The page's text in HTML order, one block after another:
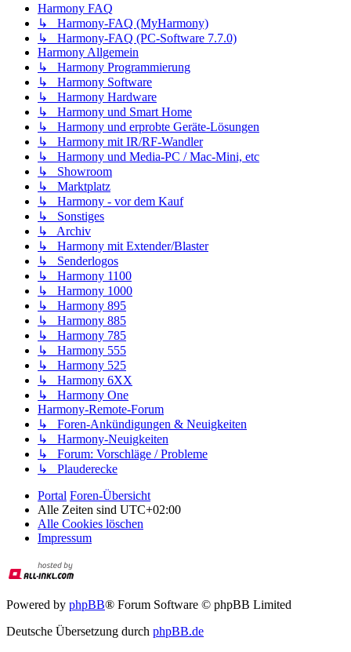
Harmony FAQ
↳ Harmony-FAQ (MyHarmony)
↳ Harmony-FAQ (PC-Software 7.7.0)
Harmony Allgemein
↳ Harmony Programmierung
↳ Harmony Software
↳ Harmony Hardware
↳ Harmony und Smart Home
↳ Harmony und erprobte Geräte-Lösungen
↳ Harmony mit IR/RF-Wandler
↳ Harmony und Media-PC / Mac-Mini, etc
↳ Showroom
↳ Marktplatz
↳ Harmony - vor dem Kauf
↳ Sonstiges
↳ Archiv
↳ Harmony mit Extender/Blaster
↳ Senderlogos
↳ Harmony 1100
↳ Harmony 1000
↳ Harmony 895
↳ Harmony 885
↳ Harmony 785
↳ Harmony 555
↳ Harmony 525
↳ Harmony 6XX
↳ Harmony One
Harmony-Remote-Forum
↳ Foren-Ankündigungen & Neuigkeiten
↳ Harmony-Neuigkeiten
↳ Forum: Vorschläge / Probleme
↳ Plauderecke
Portal Foren-Übersicht
Alle Zeiten sind UTC+02:00
Alle Cookies löschen
Impressum
Powered by phpBB® Forum Software © phpBB Limited
Deutsche Übersetzung durch phpBB.de